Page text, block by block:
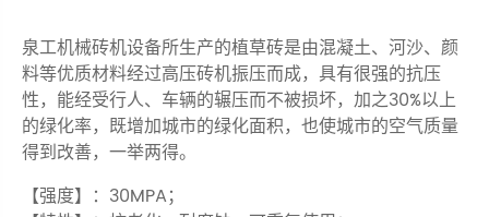
泉工机械砖机设备所生产的植草砖是由混凝土、河沙、颜
料等优质材料经过高压砖机振压而成，具有很强的抗压
性，能经受行人、车辆的辗压而不被损坏，加之30%以上
的绿化率，既增加城市的绿化面积，也使城市的空气质量
得到改善，一举两得。
【强度】：30MPA；